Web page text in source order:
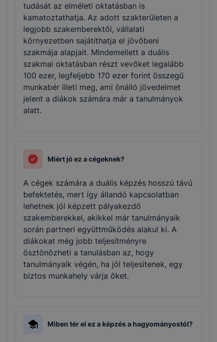
tudását az elméleti oktatásban is
kamatoztathatja. Az adott szakterületen a
legjobb szakemberektől, vállalati
környezetben sajátíthatja el jövőbeni
szakmája alapjait. Mindemellett a duális
szakmai oktatásban részt vevőket legalább
100 ezer, legfeljebb 170 ezer forint összegű
munkabér illeti meg, ami önálló jövedelmet
jelent a diákok számára már a tanulmányok
alatt.
Miért jó ez a cégeknek?
A cégek számára a duális képzés hosszú távú
befektetés, mert így állandó kapcsolatban
lehetnek jól képzett pályakezdő
szakemberekkel, akikkel már tanulmányaik
során partneri együttműködés alakul ki. A
diákokat még jobb teljesítményre
ösztönözheti a tanulásban az, hogy
tanulmányaik végén, ha jól teljesítenek, egy
biztos munkahely várja őket.
Miben tér el ez a képzés a hagyományostól?